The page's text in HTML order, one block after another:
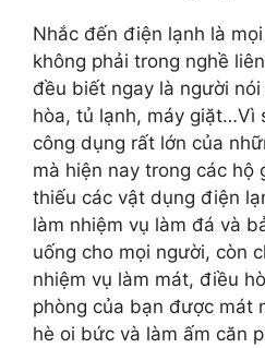
Nhắc đến điện lạnh là
không phải trong nghề
đều biết ngay là người
hòa, tủ lạnh, máy giặt…Vì
công dụng rất lớn của
mà hiện nay trong các hộ
thiếu các vật dụng điện
làm nhiệm vụ làm đá và
uống cho mọi người, còn
nhiệm vụ làm mát, điều
phòng của bạn được mát
hè oi bức và làm ấm căn